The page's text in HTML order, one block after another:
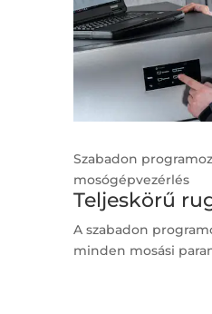
Szabadon
mosógépvezérlés
Teljeskörű
A szabadon
minden mosási